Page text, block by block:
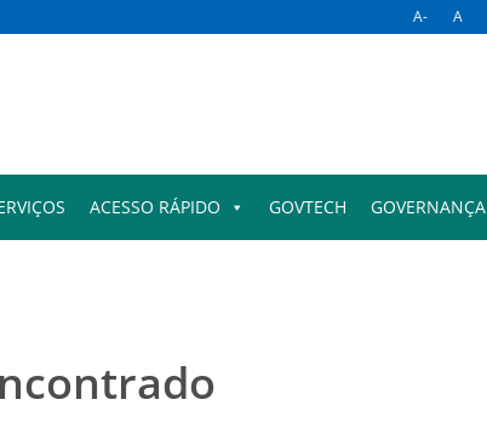
A- A
ACESSO RÁPIDO GOVTECH GOVERNANÇA